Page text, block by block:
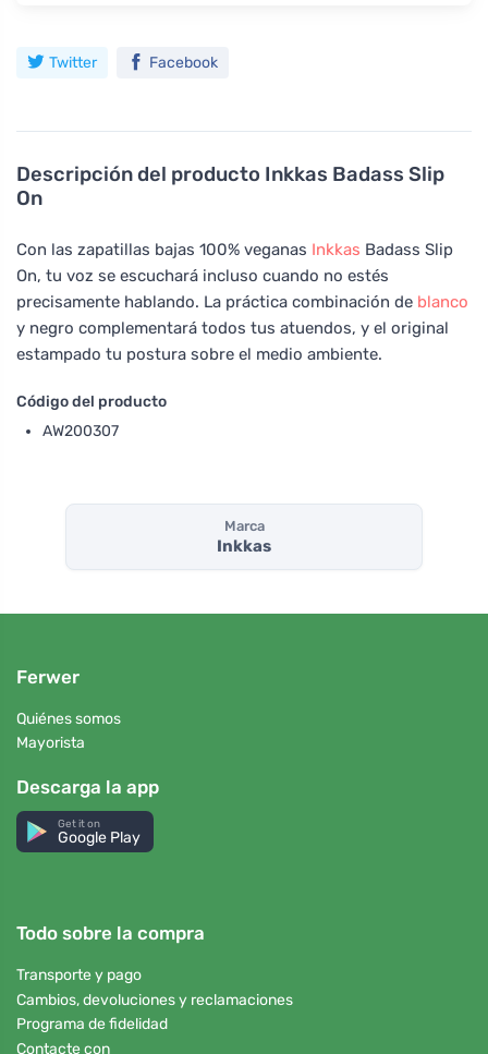
Descripción del producto Inkkas Badass Slip
On
Con las zapatillas bajas 100% veganas Inkkas Badass Slip
On, tu voz se escuchará incluso cuando no estés
precisamente hablando. La práctica combinación de blanco
y negro complementará todos tus atuendos, y el original
estampado tu postura sobre el medio ambiente.
Código del producto
AW200307
Twitter Facebook
Marca
Inkkas
Ferwer
Quiénes somos
Mayorista
Descarga la app
Get it on
Google Play
Todo sobre la compra
Transporte y pago
Cambios, devoluciones y reclamaciones
Programa de fidelidad
Contacte con